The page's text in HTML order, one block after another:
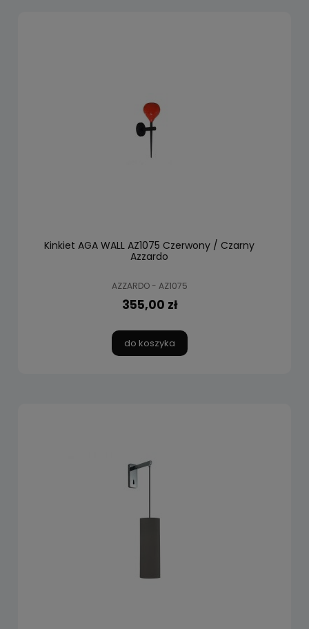
Kinkiet AGA WALL AZ1075 Czerwony / Czarny
Azzardo
AZZARDO - AZ1075
355,00 zł
do koszyka